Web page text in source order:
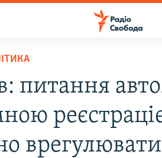
питання
врегулювати